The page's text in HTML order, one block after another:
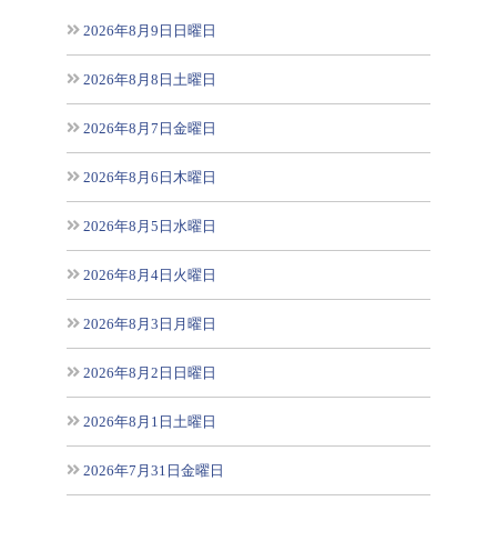
2026年8月9日日曜日
2026年8月8日土曜日
2026年8月7日金曜日
2026年8月6日木曜日
2026年8月5日水曜日
2026年8月4日火曜日
2026年8月3日月曜日
2026年8月2日日曜日
2026年8月1日土曜日
2026年7月31日金曜日